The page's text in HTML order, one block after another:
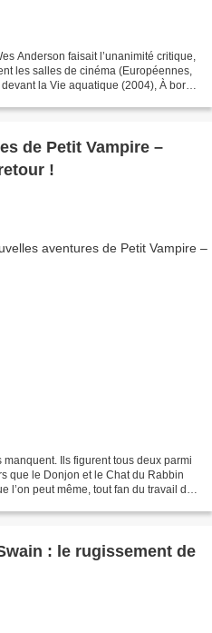
Anderson faisait l’unanimité critique,
les salles de cinéma (Européennes,
la Vie aquatique (2004), À bord
de Petit Vampire –
!
Ils figurent tous deux parmi
que le Donjon et le Chat du Rabbin
l’on peut même, tout fan du travail de
: le rugissement de